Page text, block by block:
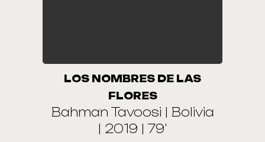
LOS NOMBRES DE LAS
FLORES
Bahman Tavoosi | Bolivia
| 2019 | 79'